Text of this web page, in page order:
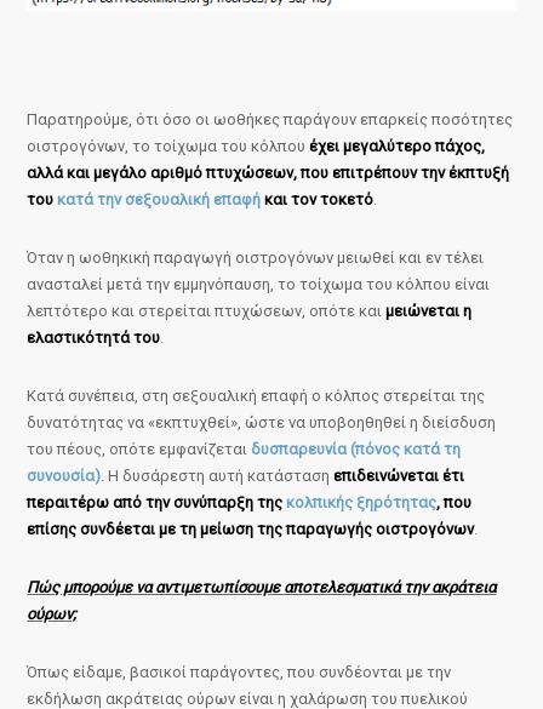
Παρατηρούμε, ότι όσο οι ωοθήκες παράγουν επαρκείς ποσότητες
οιστρογόνων, το τοίχωμα του κόλπουέχει μεγαλύτερο πάχος,
αλλά και μεγάλο αριθμό πτυχώσεων, που επιτρέπουν την έκπτυξή
τουκατά την σεξουαλική επαφή και τον τοκετό.
Όταν η ωοθηκική παραγωγή οιστρογόνων μειωθεί και εν τέλει
ανασταλεί μετά την εμμηνόπαυση, το τοίχωμα του κόλπου είναι
λεπτότερο και στερείται πτυχώσεων, οπότε καιμειώνεται η
ελαστικότητά του.
Κατά συνέπεια, στη σεξουαλική επαφή ο κόλπος στερείται της
δυνατότητας να «εκπτυχθεί», ώστε να υποβοηθηθεί η διείσδυση
του πέους, οπότε εμφανίζεται δυσπαρευνία (πόνος κατά τη
συνουσία). Η δυσάρεστη αυτή κατάστασηεπιδεινώνεται έτι
περαιτέρω από την συνύπαρξη τηςκολπικής ξηρότητας, που
επίσης συνδέεται με τη μείωση της παραγωγής οιστρογόνων.
Πώς μπορούμε να αντιμετωπίσουμε αποτελεσματικά την ακράτεια
ούρων;
Όπως είδαμε, βασικοί παράγοντες, που συνδέονται με την
εκδήλωση ακράτειας ούρων είναι η χαλάρωση του πυελικού